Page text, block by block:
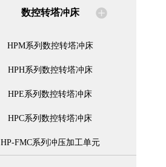
数控转塔冲床
HPM系列数控转塔冲床
HPH系列数控转塔冲床
HPE系列数控转塔冲床
HPC系列数控转塔冲床
HP-FMC系列冲压加工单元